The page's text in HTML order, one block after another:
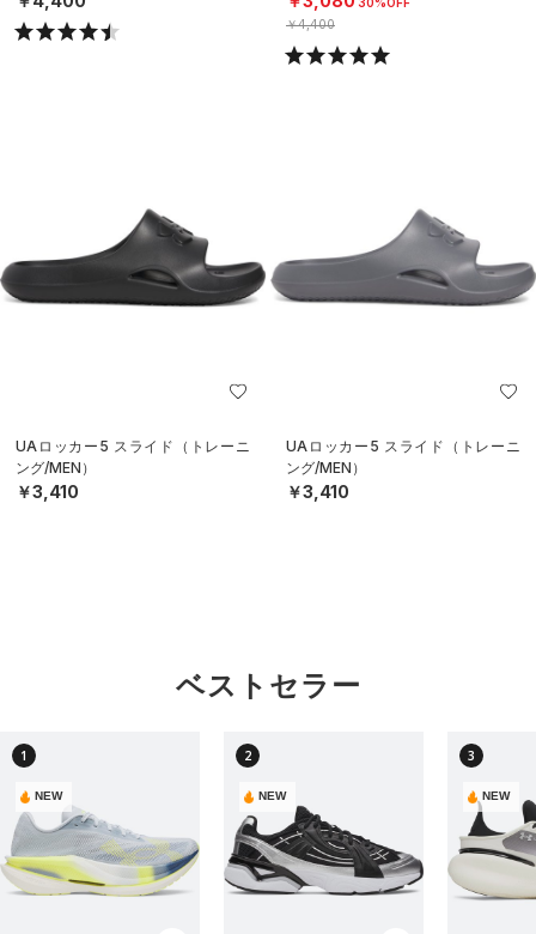
￥4,400
UAロッカー5 スライド（トレーニ
ング/MEN）
￥3,410
UAロッカー5 スライド（トレーニ
ング/MEN）
￥3,410
ベストセラー
1
NEW
2
NEW
3
NEW